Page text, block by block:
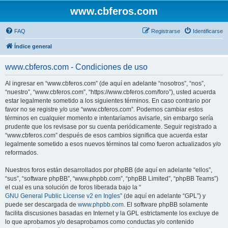
www.cbferos.com
FAQ Identificarse
Registrarse
Índice general
www.cbferos.com - Condiciones de uso
Al ingresar en “www.cbferos.com” (de aquí en adelante “nosotros”, “nos”,
“nuestro”, “www.cbferos.com”, “https://www.cbferos.com/foro”), usted acuerda
estar legalmente sometido a los siguientes términos. En caso contrario por
favor no se registre y/o use “www.cbferos.com”. Podemos cambiar estos
términos en cualquier momento e intentaríamos avisarle, sin embargo sería
prudente que los revisase por su cuenta periódicamente. Seguir registrado a
“www.cbferos.com” después de esos cambios significa que acuerda estar
legalmente sometido a esos nuevos términos tal como fueron actualizados y/o
reformados.
Nuestros foros están desarrollados por phpBB (de aquí en adelante “ellos”,
“sus”, “software phpBB”, “www.phpbb.com”, “phpBB Limited”, “phpBB Teams”)
el cual es una solución de foros liberada bajo la “
GNU General Public License v2 en Ingles” (de aquí en adelante “GPL”) y
puede ser descargada de www.phpbb.com. El software phpBB solamente
facilita discusiones basadas en Internet y la GPL estrictamente los excluye de
lo que aprobamos y/o desaprobamos como conductas y/o contenido